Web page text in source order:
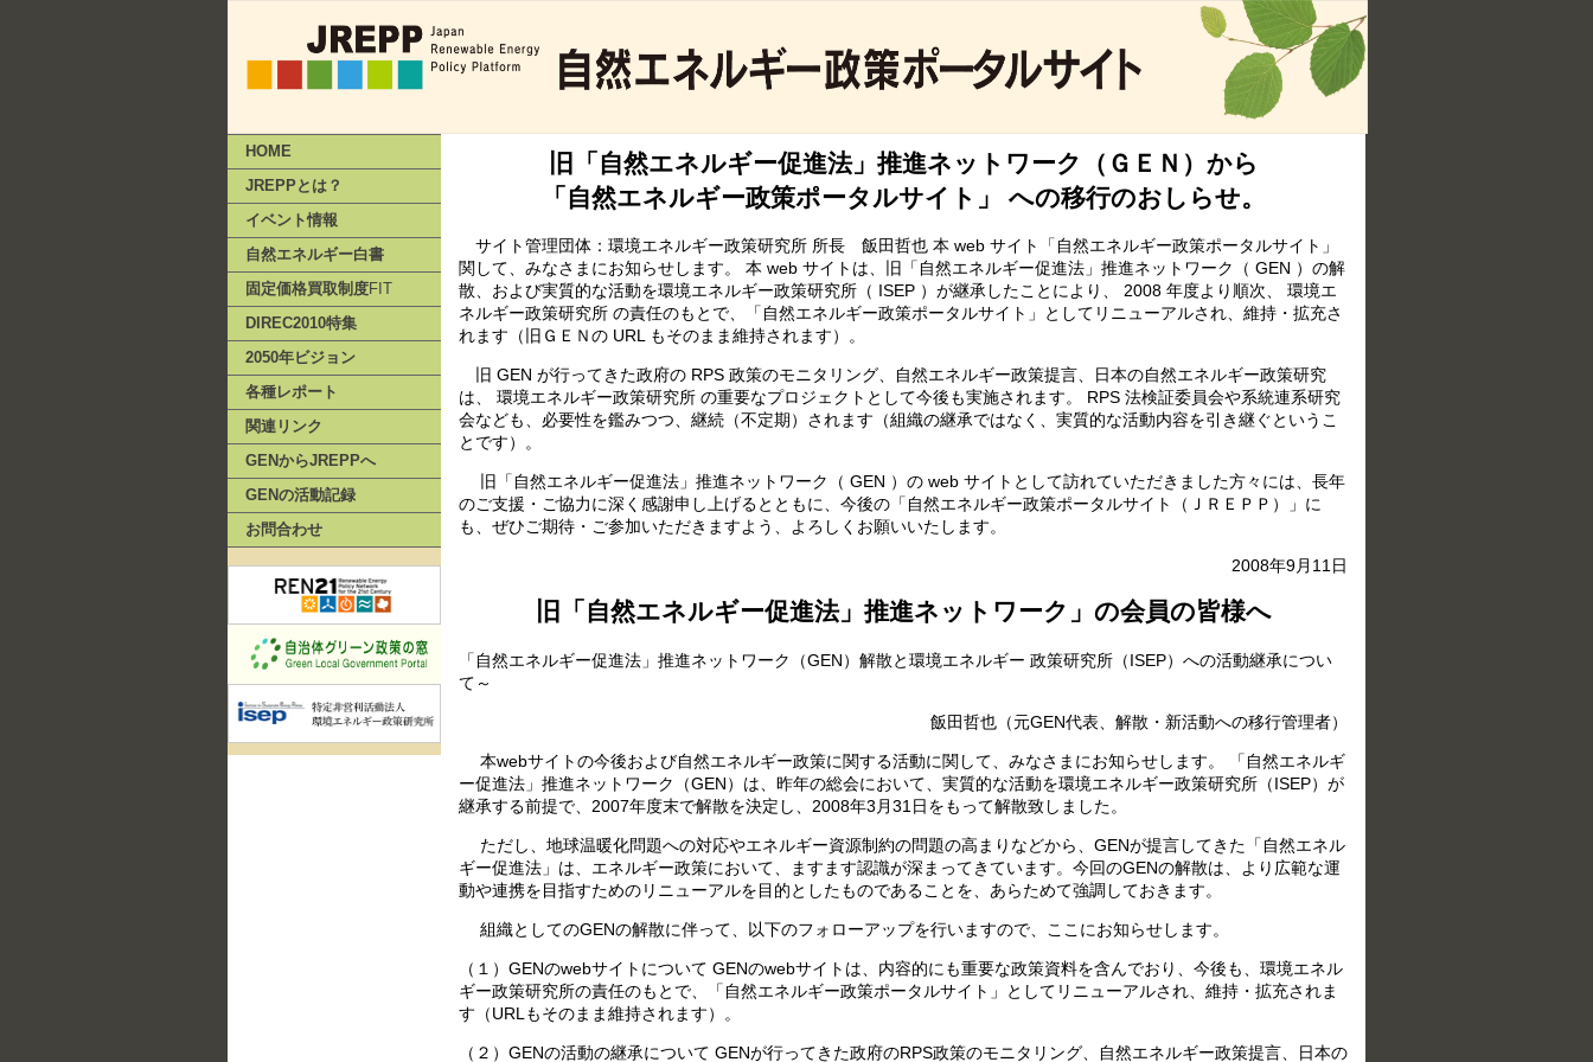
HOME
JREPPとは？
イベント情報
自然エネルギー白書
固定価格買取制度FIT
DIREC2010特集
2050年ビジョン
各種レポート
関連リンク
GENからJREPPへ
GENの活動記録
お問合わせ
旧「自然エネルギー促進法」推進ネットワーク（ＧＥＮ）から
「自然エネルギー政策ポータルサイト」 への移行のおしらせ。
サイト管理団体：環境エネルギー政策研究所 所長 飯田哲也 本 web サイト「自然エネルギー政策ポータルサイト」
関して、みなさまにお知らせします。 本 web サイトは、旧「自然エネルギー促進法」推進ネットワーク（ GEN ）の解
散、および実質的な活動を環境エネルギー政策研究所（ ISEP ）が継承したことにより、 2008 年度より順次、 環境エ
ネルギー政策研究所 の責任のもとで、「自然エネルギー政策ポータルサイト」としてリニューアルされ、維持・拡充さ
れます（旧ＧＥＮの URL もそのまま維持されます）。
旧 GEN が行ってきた政府の RPS 政策のモニタリング、自然エネルギー政策提言、日本の自然エネルギー政策研究
は、 環境エネルギー政策研究所 の重要なプロジェクトとして今後も実施されます。 RPS 法検証委員会や系統連系研究
会なども、必要性を鑑みつつ、継続（不定期）されます（組織の継承ではなく、実質的な活動内容を引き継ぐというこ
とです）。
旧「自然エネルギー促進法」推進ネットワーク（ GEN ）の web サイトとして訪れていただきました方々には、長年
のご支援・ご協力に深く感謝申し上げるとともに、今後の「自然エネルギー政策ポータルサイト（ＪＲＥＰＰ）」に
も、ぜひご期待・ご参加いただきますよう、よろしくお願いいたします。
2008年9月11日
旧「自然エネルギー促進法」推進ネットワーク」の会員の皆様へ
「自然エネルギー促進法」推進ネットワーク（GEN）解散と環境エネルギー 政策研究所（ISEP）への活動継承につい
て～
飯田哲也（元GEN代表、解散・新活動への移行管理者）
本webサイトの今後および自然エネルギー政策に関する活動に関して、みなさまにお知らせします。 「自然エネルギ
ー促進法」推進ネットワーク（GEN）は、昨年の総会において、実質的な活動を環境エネルギー政策研究所（ISEP）が
継承する前提で、2007年度末で解散を決定し、2008年3月31日をもって解散致しました。
ただし、地球温暖化問題への対応やエネルギー資源制約の問題の高まりなどから、GENが提言してきた「自然エネル
ギー促進法」は、エネルギー政策において、ますます認識が深まってきています。今回のGENの解散は、より広範な運
動や連携を目指すためのリニューアルを目的としたものであることを、あらためて強調しておきます。
組織としてのGENの解散に伴って、以下のフォローアップを行いますので、ここにお知らせします。
（１）GENのwebサイトについて GENのwebサイトは、内容的にも重要な政策資料を含んでおり、今後も、環境エネル
ギー政策研究所の責任のもとで、「自然エネルギー政策ポータルサイト」としてリニューアルされ、維持・拡充されま
す（URLもそのまま維持されます）。
（２）GENの活動の継承について GENが行ってきた政府のRPS政策のモニタリング、自然エネルギー政策提言、日本の